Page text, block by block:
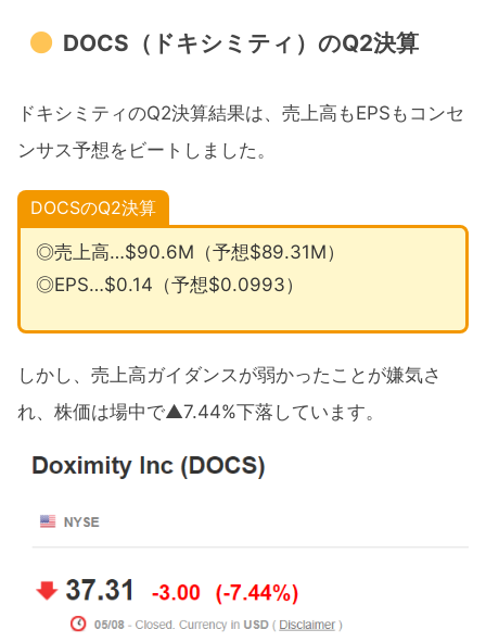
DOCS（ドキシミティ）のQ2決算
ドキシミティのQ2決算結果は、売上高もEPSもコンセ
ンサス予想をビートしました。
DOCSのQ2決算
◎売上高…$90.6M（予想$89.31M）
◎EPS…$0.14（予想$0.0993）
しかし、売上高ガイダンスが弱かったことが嫌気さ
れ、株価は場中で▲7.44%下落しています。